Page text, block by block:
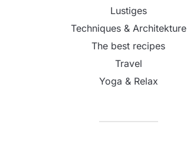
Lustiges
Techniques & Architekture
The best recipes
Travel
Yoga & Relax